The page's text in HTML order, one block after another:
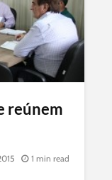
reúnem
1 min read